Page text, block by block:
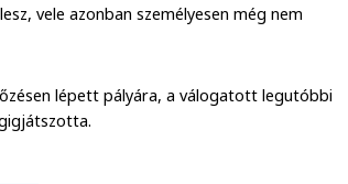
vele azonban személyesen még nem
lépett pályára, a válogatott legutóbbi